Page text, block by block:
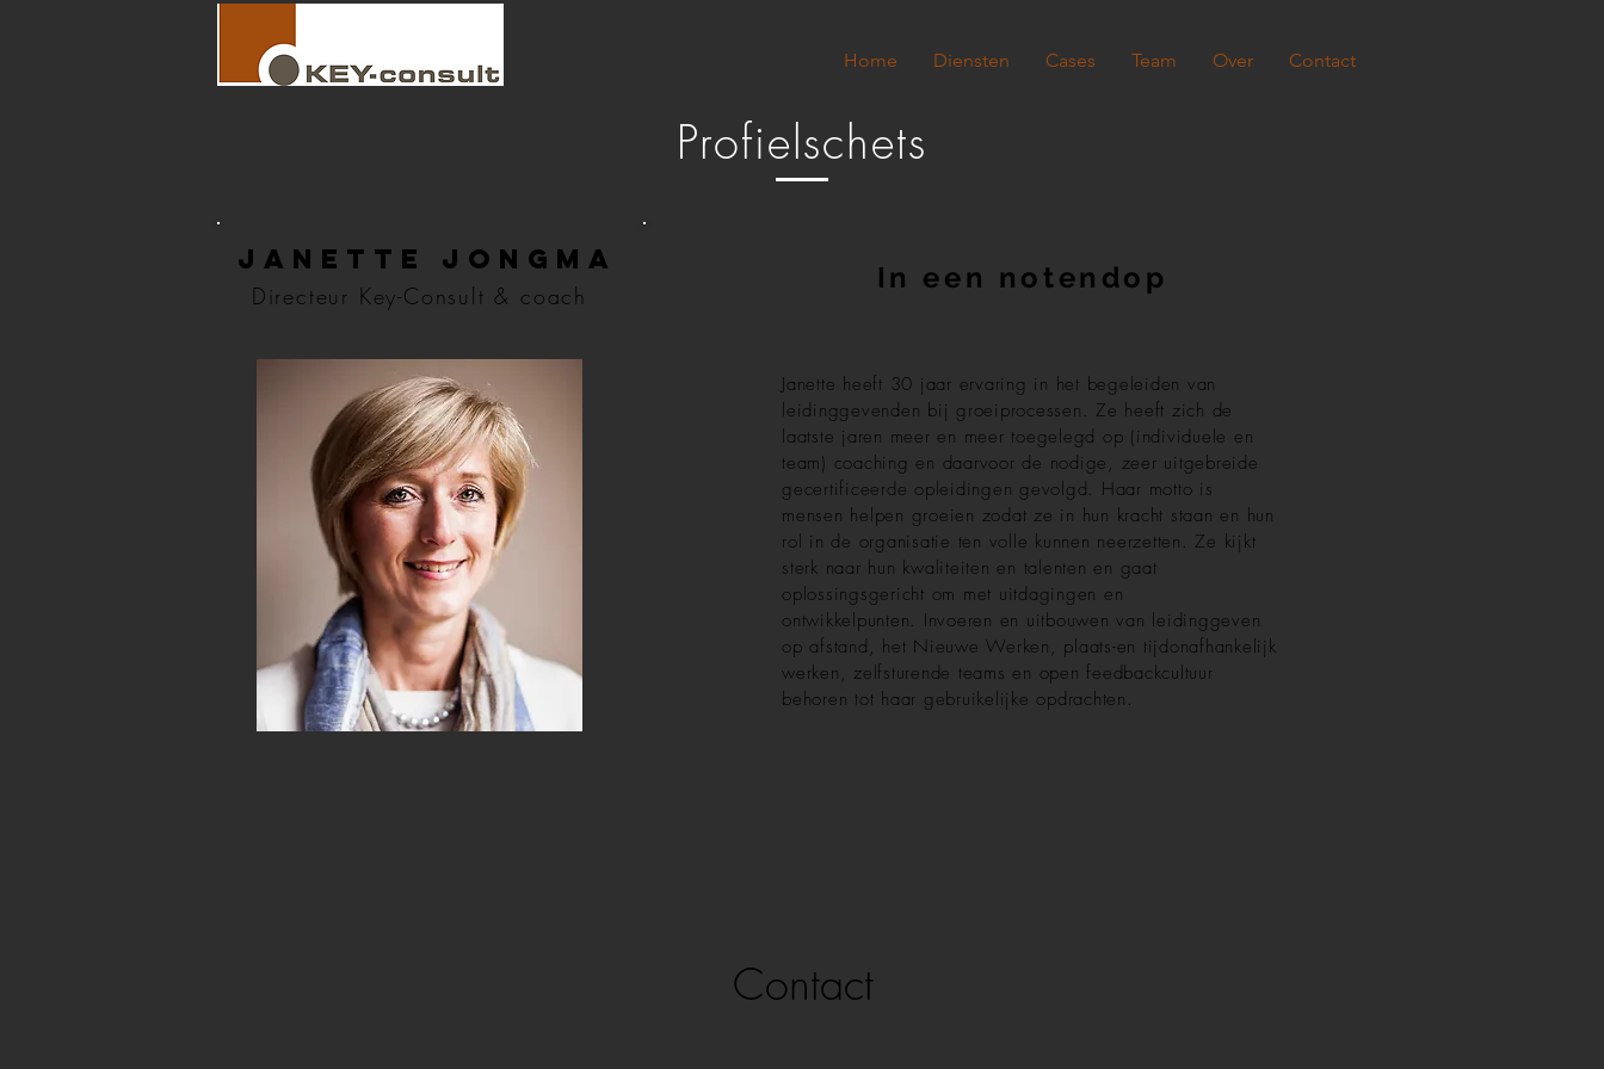
Home Diensten Cases Team Over Contact
Profielschets
Janette Jongma
Directeur Key-Consult & coach
In een notendop
Janette heeft 30 jaar ervaring in het begeleiden van
leidinggevenden bij groeiprocessen. Ze heeft zich de
laatste jaren meer en meer toegelegd op (individuele en
team) coaching en daarvoor de nodige, zeer uitgebreide
gecertificeerde opleidingen gevolgd. Haar motto is
mensen helpen groeien zodat ze in hun kracht staan en hun
rol in de organisatie ten volle kunnen neerzetten. Ze kijkt
sterk naar hun kwaliteiten en talenten en gaat
oplossingsgericht om met uitdagingen en
ontwikkelpunten. Invoeren en uitbouwen van leidinggeven
op afstand, het Nieuwe Werken, plaats-en tijdonafhankelijk
werken, zelfsturende teams en open feedbackcultuur
behoren tot haar gebruikelijke opdrachten.
Contact